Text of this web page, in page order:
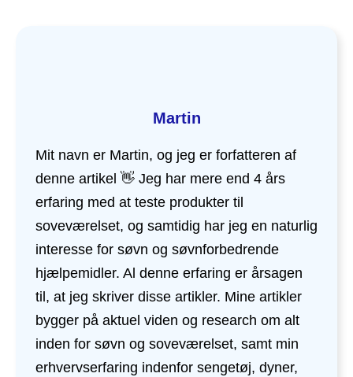
Martin
Mit navn er Martin, og jeg er forfatteren af
denne artikel 👋 Jeg har mere end 4 års
erfaring med at teste produkter til
soveværelset, og samtidig har jeg en naturlig
interesse for søvn og søvnforbedrende
hjælpemidler. Al denne erfaring er årsagen
til, at jeg skriver disse artikler. Mine artikler
bygger på aktuel viden og research om alt
inden for søvn og soveværelset, samt min
erhvervserfaring indenfor sengetøj, dyner,